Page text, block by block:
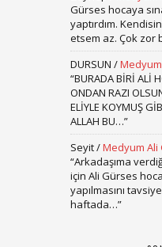
Gürses hocaya
yaptırdım.
etsem az. Çok zor
DURSUN /
“BURADA BİRİ ALİ
ONDAN RAZI
ELİYLE KOYMUŞ
ALLAH BU…”
Seyit/Medyum
“Arkadaşıma
için Ali Gürses
yapılmasını
haftada…”